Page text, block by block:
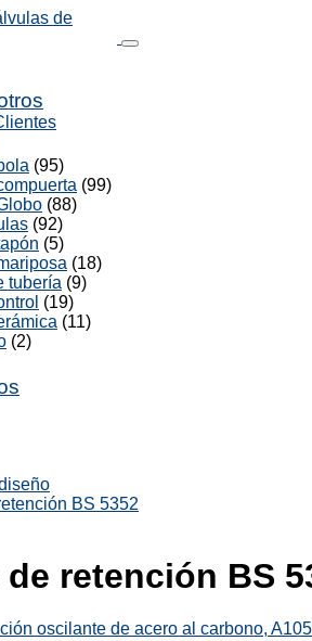
(95)
(99)
(88)
(92)
(5)
(18)
tubería (9)
(19)
(11)
(2)
BS 5352
retención BS